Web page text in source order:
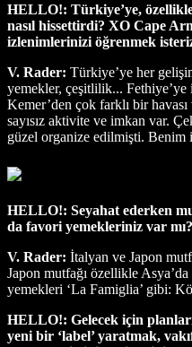
HELLO!: Türkiye’ye,
nasıl hissettirdi? XO Cape
izlenimlerinizi öğrenmek
V. Rader: Türkiye’ye her
yemekler, çeşitlilik...
Kemer’den çok farklı bir
sayısız aktivite ve imkan var.
güzel organize edilmişti.
HELLO!: Seyahat ederken
da favori yemekleriniz var mı?
V. Rader: İtalyan ve Japon
Japon mutfağı özellikle
yemekleri ‘La Famiglia’ gibi:
HELLO!: Gelecek için
yeni bir ‘label’ yaratmak,